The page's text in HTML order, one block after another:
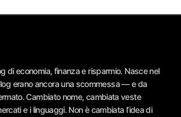
di economia, finanza e risparmio. Nasce nel
erano ancora una scommessa — e da
Cambiato nome, cambiata veste
e i linguaggi. Non è cambiata l’idea di